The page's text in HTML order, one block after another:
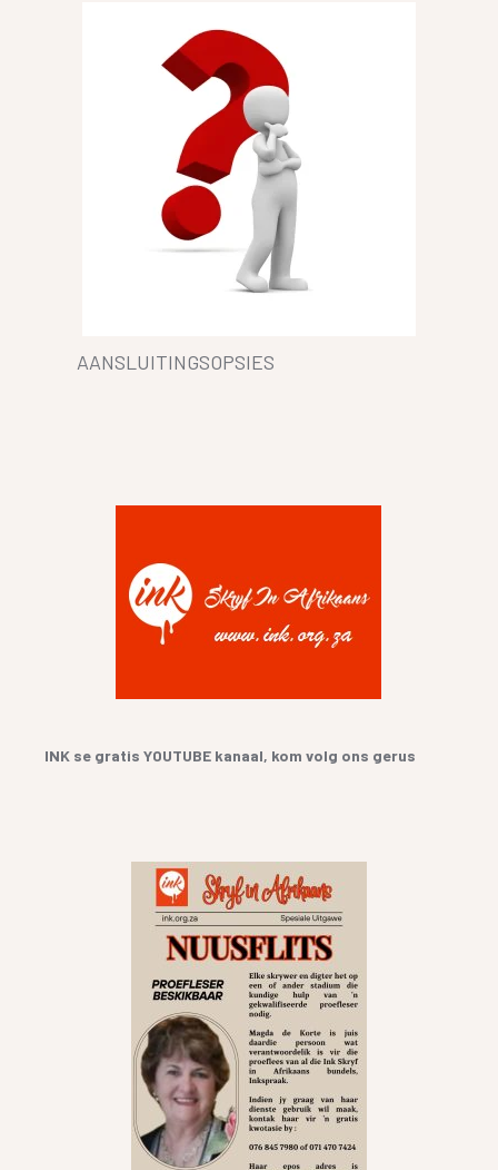
AANSLUITINGSOPSIES
INK se gratis YOUTUBE kanaal, kom volg ons gerus